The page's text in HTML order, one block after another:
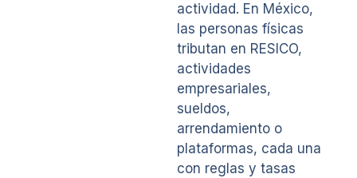
actividad. En México,
las personas físicas
tributan en RESICO,
actividades
empresariales,
sueldos,
arrendamiento o
plataformas, cada una
con reglas y tasas